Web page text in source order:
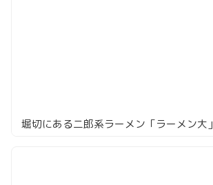
堀切にある二郎系ラーメン「ラーメン大」